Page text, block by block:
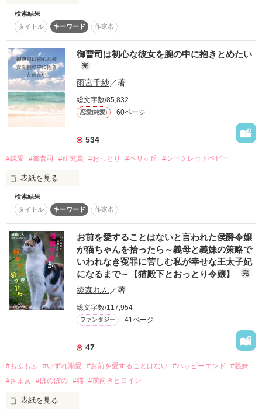
ジャンル
感想
ステータス
作品の長さ 長編 中編
コンテスト
賞」ベリーズカフェ会場
その他の条件 動画あり コミックあり
原題【難攻不落な彼の罪つくりなキス】
2017年3月　ベリーズ文庫より書籍化
こちらは改稿前のものになるため、誤字・脱字・設定の変更等
があります。
ご了承くださいませ。
＊＊＊＊＊＊＊
雷鳴が轟く中
意図せずふたりきりになった山小屋で――
＊＊＊
雨宮　奈知　27歳
なにごともスローペース
おっとり系きょとん女子
✕
速水　純　32歳
根は優しい
傲慢なIT企業社長
＊＊＊
2016年6月6日〜9月5日
2016年9月6日
検索結果
タイトル
キーワード 作家名
御曹司は初心な彼女を腕の中に抱きとめたい
完
雨宮千紗／著
総文字数/85,832
恋愛(純愛) 60ページ
534
#純愛 #御曹司 #研究員 #おっとり #ベリヶ丘 #シークレットベビー
表紙を見る
製薬会社の研究員として働く蒼生。いつも顔を隠すように前髪
を垂らし、表情は見えない。そんな彼が顔を隠すのには理由が
あった。彫りの深いシャープな顔立ちを隠すため。そもそも彼
は三橋製薬の御曹司だ。そんな彼の正体に気がつくと女性はみ
んな群がり、彼自身を見ない。そんな人間関係にうんざりして
隠れるように過ごしていた。見た目ではなく俺自身を見てく
れ。
奥山　蒼生（おくやま　あおい）三橋製薬研究員　32歳
安藤　みちる　（あんどう　みちる）弓川コーポレーション総
務　27歳
鮭ムニエルさま、朝永ゆうりさまレビューありがとうございま
2024.3.15  完結
検索結果
タイトル
キーワード 作家名
お前を愛することはないと言われた侯爵令嬢
が猫ちゃんを拾ったら～義母と義妹の策略で
いわれなき冤罪に苦しむ私が幸せな王太子妃
になるまで～【猫殿下とおっとり令嬢】
完
綾森れん ／著
総文字数/117,954
ファンタジー 41ページ
47
#もふもふ #いずれ溺愛 #お前を愛することはない #ハッピーエンド
#義妹
#ざまぁ
#ほのぼの #猫 #前向きヒロイン
表紙を見る